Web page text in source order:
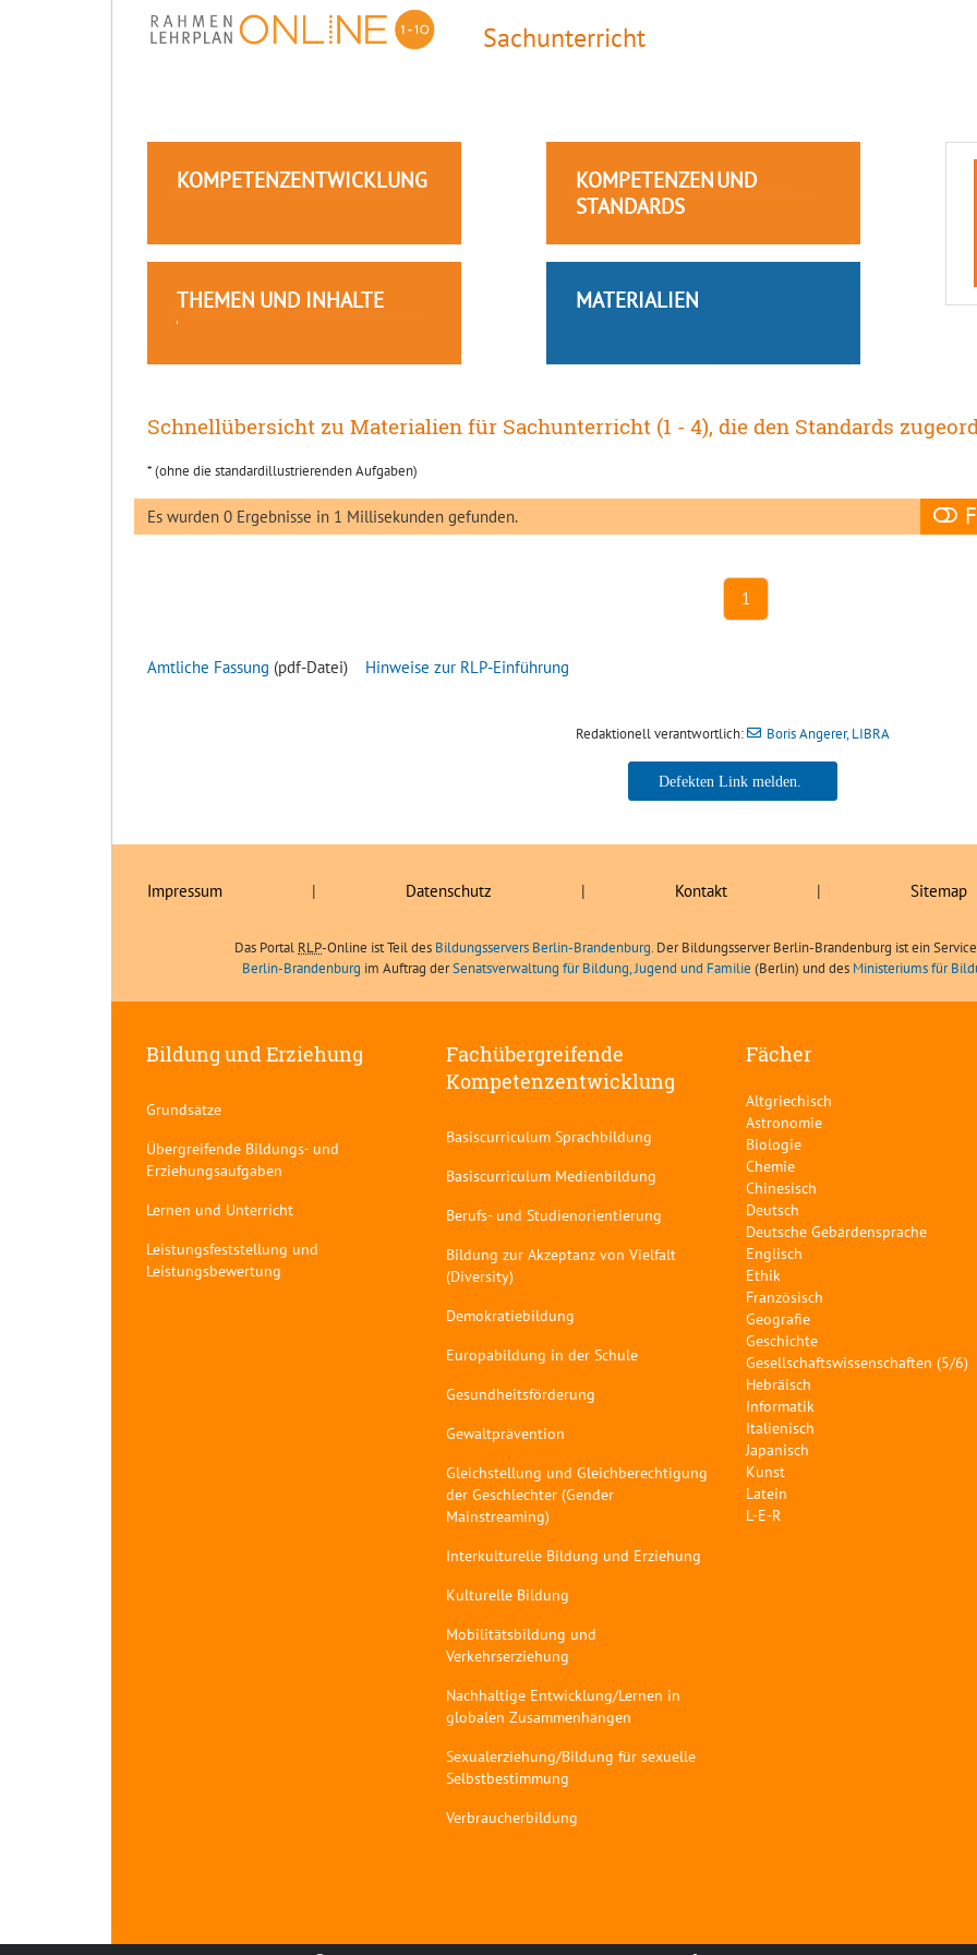
Sachunterricht
KOMPETENZENTWICKLUNG
THEMEN UND INHALTE
KOMPETENZEN UND
STANDARDS
MATERIALIEN
Schnellübersicht zu Materialien für Sachunterricht (1 - 4), die den Standards
* (ohne die standardillustrierenden Aufgaben)
Es wurden 0 Ergebnisse in 1 Millisekunden gefunden.
1
Amtliche Fassung (pdf-Datei) Hinweise zur RLP-Einführung
Redaktionell verantwortlich: Boris Angerer, LIBRA
Boris Angerer, LIBRA
Impressum | Datenschutz | Kontakt | Sitemap
Das Portal RLP-Online ist Teil des Bildungsservers Berlin-Brandenburg. Der Bildungsserver Berlin-Brandenburg ist ein
Berlin-Brandenburg im Auftrag derSenatsverwaltung für Bildung, Jugend und Familie (Berlin) und des Ministeriums für
Bildung und Erziehung
Grundsätze
Übergreifende Bildungs- und
Erziehungsaufgaben
Lernen und Unterricht
Leistungsfeststellung und
Leistungsbewertung
Fachübergreifende
Kompetenzentwicklung
Basiscurriculum Sprachbildung
Basiscurriculum Medienbildung
Berufs- und Studienorientierung
Bildung zur Akzeptanz von Vielfalt
(Diversity)
Demokratiebildung
Europabildung in der Schule
Gesundheitsförderung
Gewaltprävention
Gleichstellung und Gleichberechtigung
der Geschlechter (Gender
Mainstreaming)
Interkulturelle Bildung und Erziehung
Kulturelle Bildung
Mobilitätsbildung und
Verkehrserziehung
Nachhaltige Entwicklung/Lernen in
globalen Zusammenhängen
Sexualerziehung/Bildung für sexuelle
Selbstbestimmung
Verbraucherbildung
Fächer
Altgriechisch
Astronomie
Biologie
Chemie
Chinesisch
Deutsch
Deutsche Gebärdensprache
Englisch
Ethik
Französisch
Geografie
Geschichte
Gesellschaftswissenschaften (5/6)
Hebräisch
Informatik
Italienisch
Japanisch
Kunst
Latein
L-E-R